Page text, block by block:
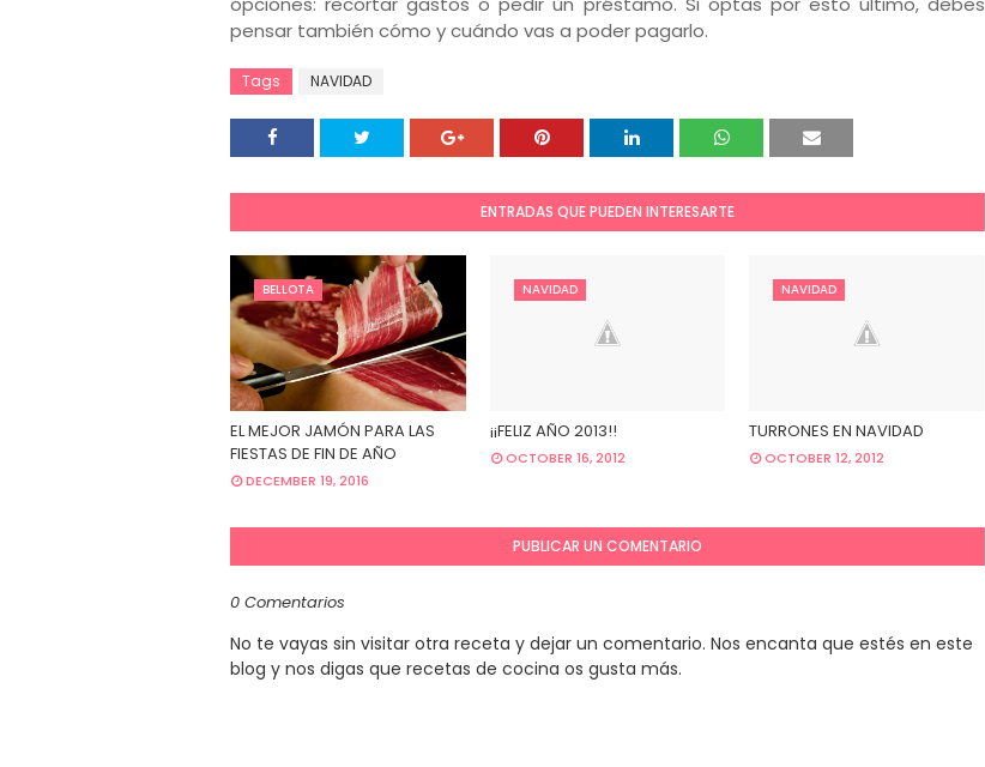
pensar también cómo y cuándo vas a poder pagarlo.
Tags NAVIDAD
ENTRADAS QUE PUEDEN INTERESARTE
BELLOTA
EL MEJOR JAMÓN PARA LAS
FIESTAS DE FIN DE AÑO
DECEMBER 19, 2016
NAVIDAD
¡¡FELIZ AÑO 2013!!
OCTOBER 16, 2012
NAVIDAD
TURRONES EN NAVIDAD
OCTOBER 12, 2012
PUBLICAR UN COMENTARIO
0 Comentarios
No te vayas sin visitar otra receta y dejar un comentario. Nos encanta que estés en este
blog y nos digas que recetas de cocina os gusta más.